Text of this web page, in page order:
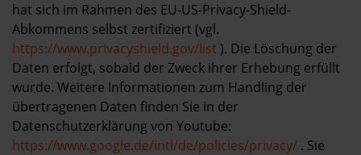
hat sich im Rahmen des EU-US-Privacy-Shield-
Abkommens selbst zertifiziert (vgl.
https://www.privacyshield.gov/list ). Die Löschung der
Daten erfolgt, sobald der Zweck ihrer Erhebung erfüllt
wurde. Weitere Informationen zum Handling der
übertragenen Daten finden Sie in der
Datenschutzerklärung von Youtube:
https://www.google.de/intl/de/policies/privacy/ . Sie